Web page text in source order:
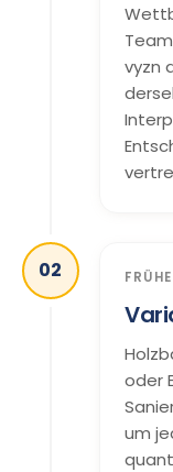
vyzn
02
oder
um